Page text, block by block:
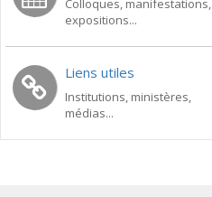
Colloques, manifestations,
expositions...
Liens utiles
Institutions, ministères,
médias...